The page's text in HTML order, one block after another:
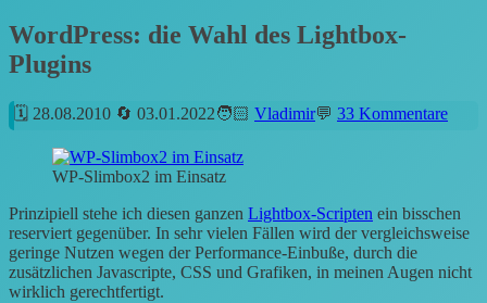
WordPress: die Wahl des Lightbox-
Plugins
28.08.2010 03.01.2022 Vladimir 33 Kommentare
WP-Slimbox2 im Einsatz
Prinzipiell stehe ich diesen ganzen Lightbox-Scripten ein bisschen
reserviert gegenüber. In sehr vielen Fällen wird der vergleichsweise
geringe Nutzen wegen der Performance-Einbuße, durch die
zusätzlichen Javascripte, CSS und Grafiken, in meinen Augen nicht
wirklich gerechtfertigt.